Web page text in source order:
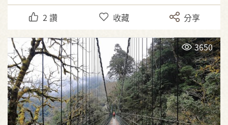
2 讚 收藏 分享
3650